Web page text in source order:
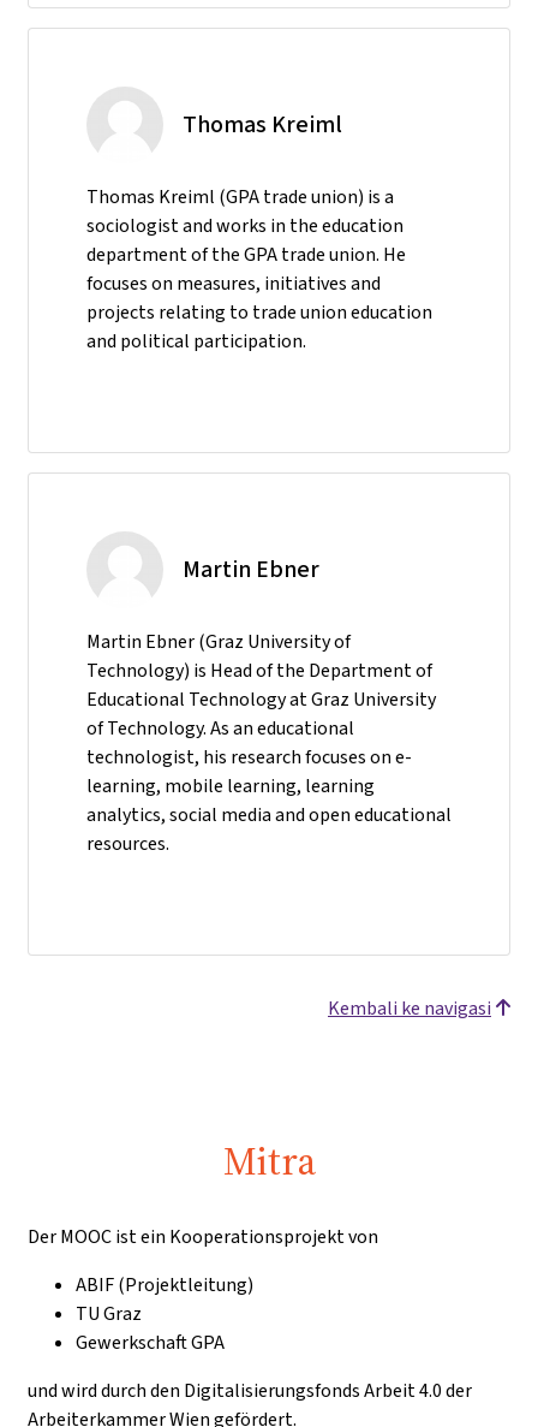
Thomas Kreiml
Thomas Kreiml (GPA trade union) is a
sociologist and works in the education
department of the GPA trade union. He
focuses on measures, initiatives and
projects relating to trade union education
and political participation.
Martin Ebner
Martin Ebner (Graz University of
Technology) is Head of the Department of
Educational Technology at Graz University
of Technology. As an educational
technologist, his research focuses on e-
learning, mobile learning, learning
analytics, social media and open educational
resources.
Kembali ke navigasi
Mitra
Der MOOC ist ein Kooperationsprojekt von
ABIF (Projektleitung)
TU Graz
Gewerkschaft GPA
und wird durch den Digitalisierungsfonds Arbeit 4.0 der
Arbeiterkammer Wien gefördert.